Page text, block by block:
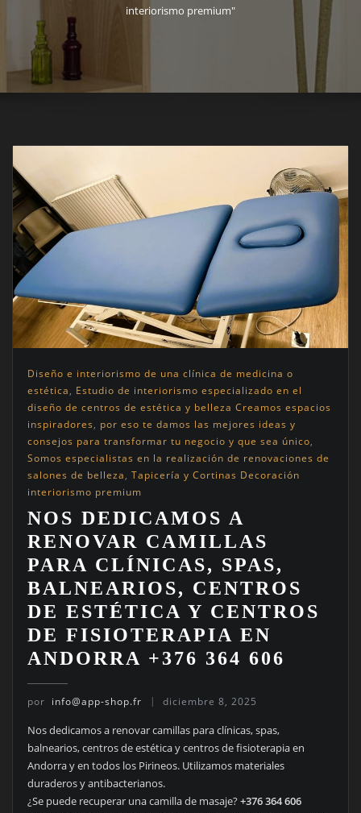
interiorismo premium"
Diseño e interiorismo de una clínica de medicina o
estética, Estudio de interiorismo especializado en el
diseño de centros de estética y belleza Creamos espacios
inspiradores, por eso te damos las mejores ideas y
consejos para transformar tu negocio y que sea único,
Somos especialistas en la realización de renovaciones de
salones de belleza, Tapicería y Cortinas Decoración
interiorismo premium
NOS DEDICAMOS A
RENOVAR CAMILLAS
PARA CLÍNICAS, SPAS,
BALNEARIOS, CENTROS
DE ESTÉTICA Y CENTROS
DE FISIOTERAPIA EN
ANDORRA +376 364 606
por info@app-shop.fr diciembre 8, 2025
Nos dedicamos a renovar camillas para clínicas, spas,
balnearios, centros de estética y centros de fisioterapia en
Andorra y en todos los Pirineos. Utilizamos materiales
duraderos y antibacterianos.
¿Se puede recuperar una camilla de masaje?+376 364 606